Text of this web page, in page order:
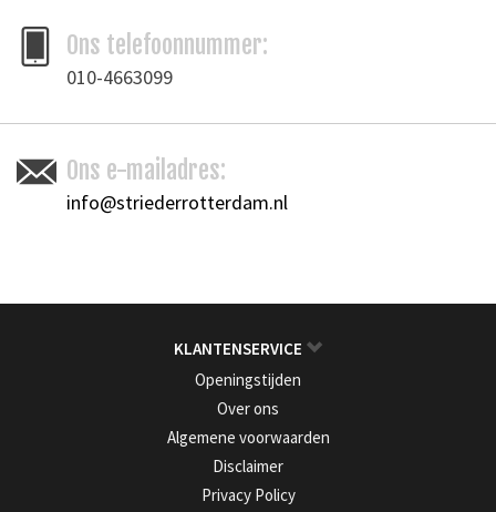
Ons telefoonnummer:
010-4663099
Ons e-mailadres:
info@striederrotterdam.nl
KLANTENSERVICE
Openingstijden
Over ons
Algemene voorwaarden
Disclaimer
Privacy Policy